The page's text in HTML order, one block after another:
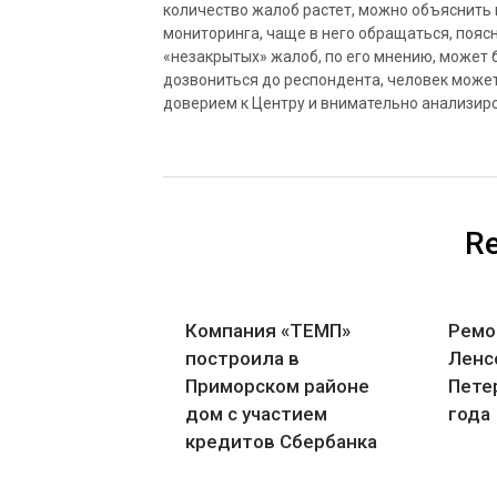
количество жалоб растет, можно
мониторинга, чаще в него обращаться,
«незакрытых» жалоб, по его мнению,
дозвониться до респондента, человек
доверием к Центру и внимательно
Компания «ТЕМП»
построила в
Приморском районе
дом с участием
кредитов Сбербанка
года